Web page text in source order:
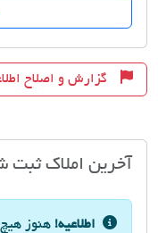
گزارش و اصلاح
آخرین املاک ثبت
اطلاعیه! هنوز